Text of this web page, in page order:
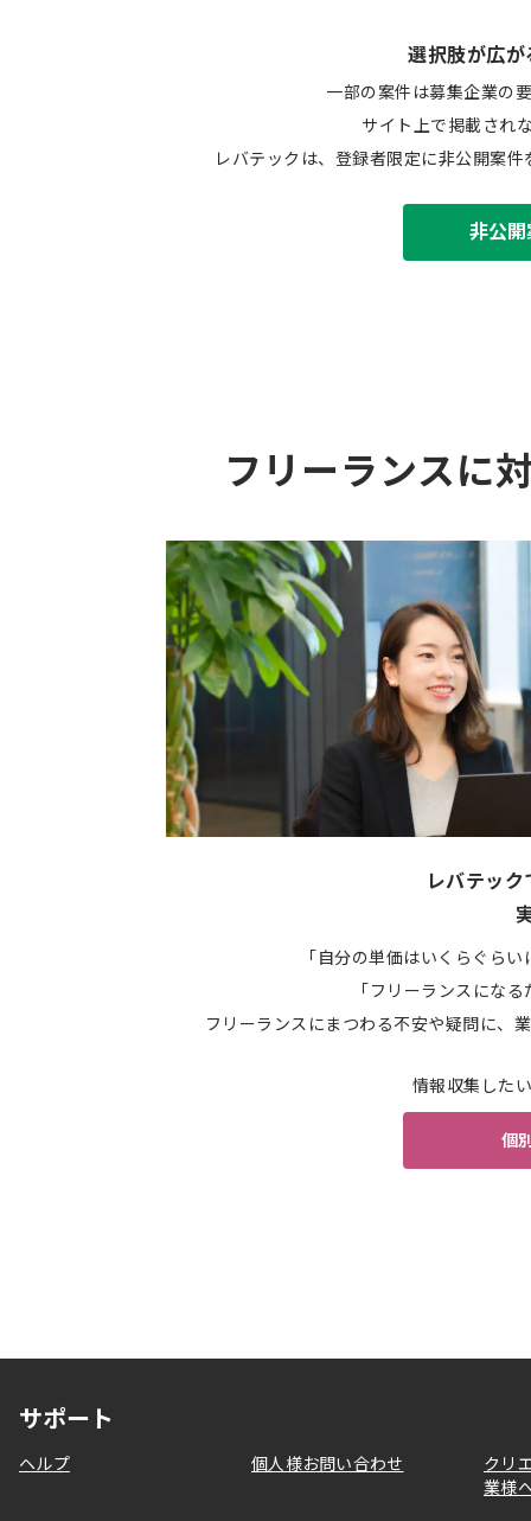
選択肢が広が
一部の案件は募集企業の
サイト上で掲載され
レバテックは、登録者限定に非公開案
非公
フリーランスに
レバテッ
「自分の単価はいくらぐら
「フリーランスにな
フリーランスにまつわる不安や疑問に、
情報収集した
個
サポート
ヘルプ 個人様お問い合わせ
クリ
業様